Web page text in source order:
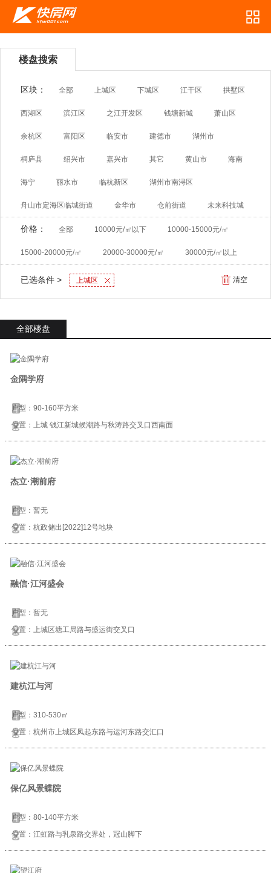
楼盘搜索
区块： 全部 上城区 下城区 江干区 拱墅区
西湖区 滨江区 之江开发区 钱塘新城 萧山区
余杭区 富阳区 临安市 建德市 湖州市
桐庐县 绍兴市 嘉兴市 其它 黄山市 海南
海宁 丽水市 临杭新区 湖州市南浔区
舟山市定海区临城街道 金华市 仓前街道 未来科技城
价格： 全部 10000元/㎡以下 10000-15000元/㎡
15000-20000元/㎡ 20000-30000元/㎡ 30000元/㎡以上
已选条件 > 上城区 清空
全部楼盘
金隅学府
户型：90-160平方米
位置：上城 钱江新城候潮路与秋涛路交叉口西南面
杰立·潮前府
户型：暂无
位置：杭政储出[2022]12号地块
融信·江河盛会
户型：暂无
位置：上城区塘工局路与盛运街交叉口
建杭江与河
户型：310-530㎡
位置：杭州市上城区凤起东路与运河东路交汇口
保亿风景蝶院
户型：80-140平方米
位置：江虹路与乳泉路交界处，冠山脚下